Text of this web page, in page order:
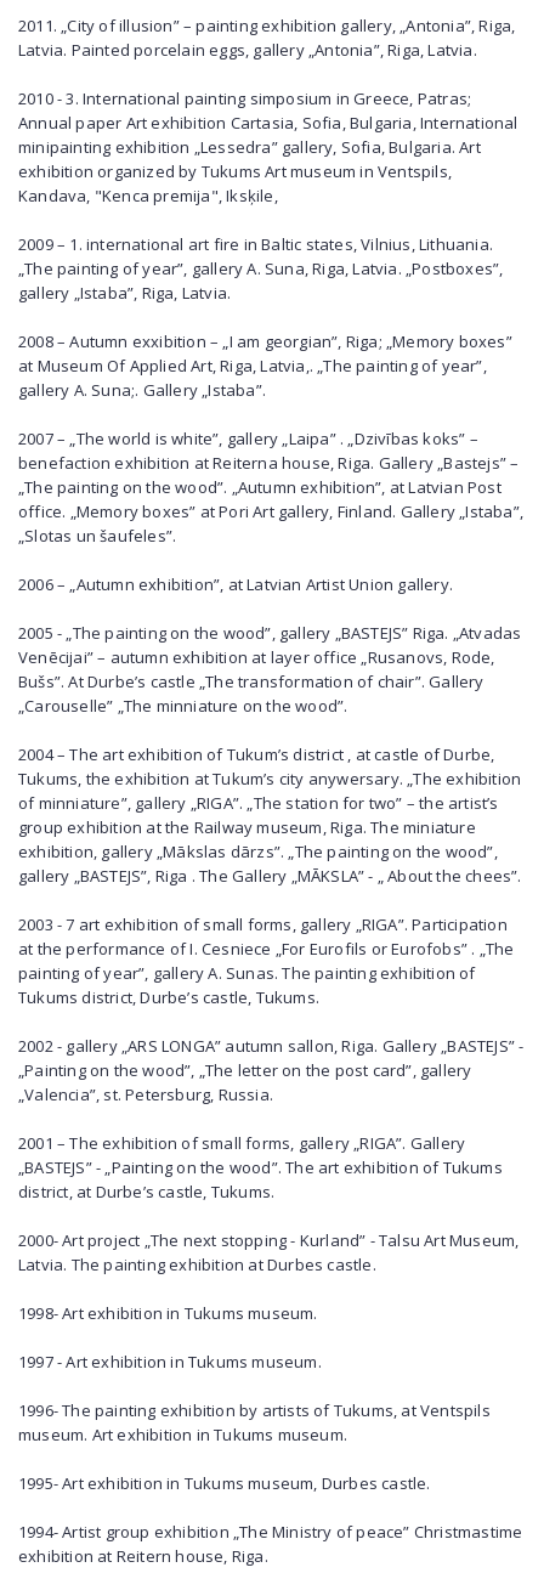
2011. „City of illusion” – painting exhibition gallery, „Antonia”, Riga,
Latvia. Painted porcelain eggs, gallery „Antonia”, Riga, Latvia.
2010 - 3. International painting simposium in Greece, Patras;
Annual paper Art exhibition Cartasia, Sofia, Bulgaria, International
minipainting exhibition „Lessedra” gallery, Sofia, Bulgaria. Art
exhibition organized by Tukums Art museum in Ventspils,
Kandava, "Kenca premija", Iksķile,
2009 – 1. international art fire in Baltic states, Vilnius, Lithuania.
„The painting of year”, gallery A. Suna, Riga, Latvia. „Postboxes”,
gallery „Istaba”, Riga, Latvia.
2008 – Autumn exxibition – „I am georgian”, Riga; „Memory boxes”
at Museum Of Applied Art, Riga, Latvia,. „The painting of year”,
gallery A. Suna;. Gallery „Istaba”.
2007 – „The world is white”, gallery „Laipa” . „Dzivības koks” –
benefaction exhibition at Reiterna house, Riga. Gallery „Bastejs” –
„The painting on the wood”. „Autumn exhibition”, at Latvian Post
office. „Memory boxes” at Pori Art gallery, Finland. Gallery „Istaba”,
„Slotas un šaufeles”.
2006 – „Autumn exhibition”, at Latvian Artist Union gallery.
2005 - „The painting on the wood”, gallery „BASTEJS” Riga. „Atvadas
Venēcijai” – autumn exhibition at layer office „Rusanovs, Rode,
Bušs”. At Durbe’s castle „The transformation of chair”. Gallery
„Carouselle” „The minniature on the wood”.
2004 – The art exhibition of Tukum’s district , at castle of Durbe,
Tukums, the exhibition at Tukum’s city anywersary. „The exhibition
of minniature”, gallery „RIGA”. „The station for two” – the artist’s
group exhibition at the Railway museum, Riga. The miniature
exhibition, gallery „Mākslas dārzs”. „The painting on the wood”,
gallery „BASTEJS”, Riga . The Gallery „MĀKSLA” - „ About the chees”.
2003 - 7 art exhibition of small forms, gallery „RIGA”. Participation
at the performance of I. Cesniece „For Eurofils or Eurofobs” . „The
painting of year”, gallery A. Sunas. The painting exhibition of
Tukums district, Durbe’s castle, Tukums.
2002 - gallery „ARS LONGA” autumn sallon, Riga. Gallery „BASTEJS” -
„Painting on the wood”, „The letter on the post card”, gallery
„Valencia”, st. Petersburg, Russia.
2001 – The exhibition of small forms, gallery „RIGA”. Gallery
„BASTEJS” - „Painting on the wood”. The art exhibition of Tukums
district, at Durbe’s castle, Tukums.
2000- Art project „The next stopping - Kurland” - Talsu Art Museum,
Latvia. The painting exhibition at Durbes castle.
1998- Art exhibition in Tukums museum.
1997 - Art exhibition in Tukums museum.
1996- The painting exhibition by artists of Tukums, at Ventspils
museum. Art exhibition in Tukums museum.
1995- Art exhibition in Tukums museum, Durbes castle.
1994- Artist group exhibition „The Ministry of peace” Christmastime
exhibition at Reitern house, Riga.